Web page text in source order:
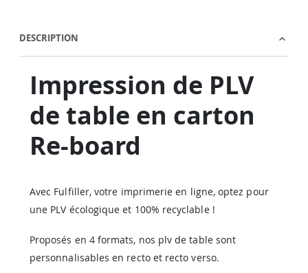
DESCRIPTION
Impression de PLV
de table en carton
Re-board
Avec Fulfiller, votre imprimerie en ligne, optez pour
une PLV écologique et 100% recyclable !
Proposés en 4 formats, nos plv de table sont
personnalisables en recto et recto verso.